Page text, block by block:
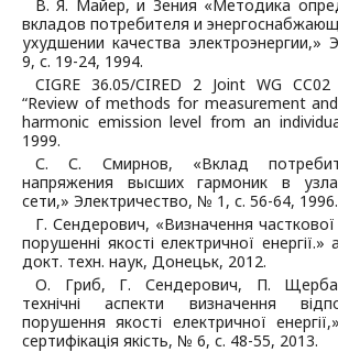
В. Я. Майер, и Зения «Методика
вкладов потребителя и
ухудшении качества электроэнергии,»
9, с. 19-24, 1994.
CIGRE 36.05/CIRED 2 Joint WG
“Review of methods for measurement
harmonic emission level from an
1999.
С. С. Смирнов, «Вклад
напряжения высших гармоник в
сети,» Электричество, № 1, с. 56-64, 1996.
Г. Сендерович, «Визначення часткової
порушенні якості електричної
докт. техн. наук, Донецьк, 2012.
О. Гриб, Г. Сендерович, П.
технічні аспекти визначення
порушення якості електричної
сертифікація якість, № 6, с. 48-55, 2013.